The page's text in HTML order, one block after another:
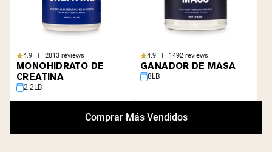
4.9 | 2813 reviews
MONOHIDRATO DE
CREATINA
2.2LB
4.9 | 1492 reviews
GANADOR DE MASA
8LB
Comprar Más Vendidos